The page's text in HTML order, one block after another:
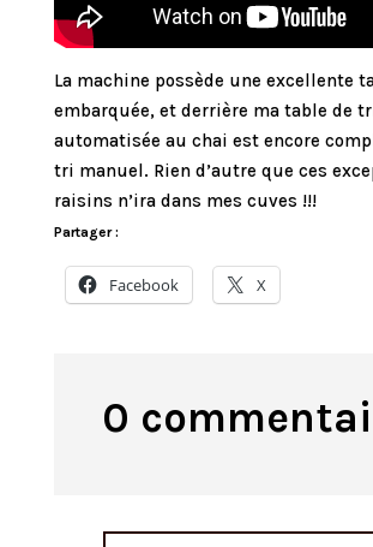
La machine possède une excellente
embarquée, et derrière ma table de
automatisée au chai est encore
tri manuel. Rien d’autre que ces
raisins n’ira dans mes cuves !!!
Partager :
Facebook X
0